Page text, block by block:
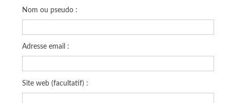
Nom ou pseudo :
Adresse email :
Site web (facultatif) :